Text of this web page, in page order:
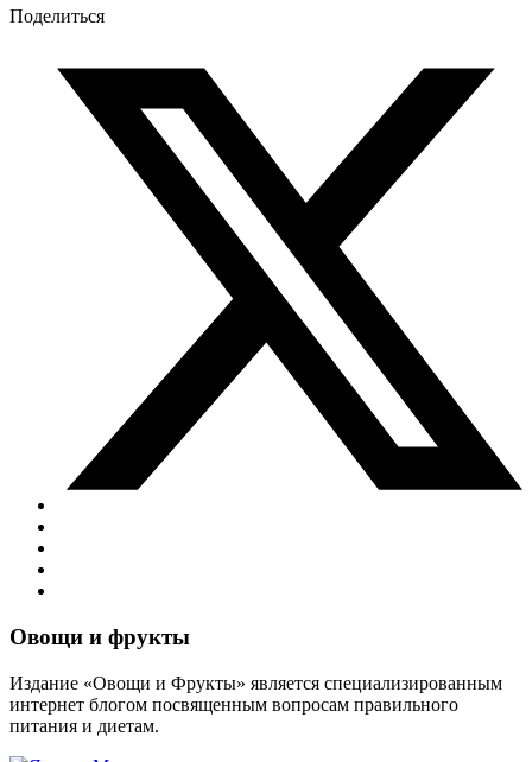
Поделиться
Виджеты
Овощи и фрукты
Издание «Овощи и Фрукты» является специализированным
интернет блогом посвященным вопросам правильного
питания и диетам.